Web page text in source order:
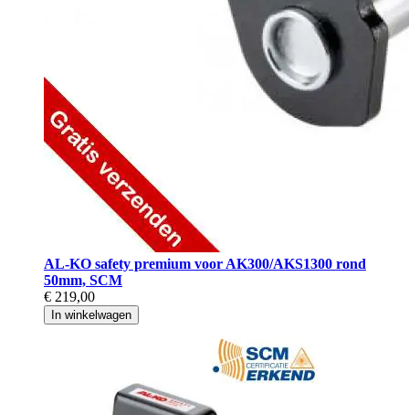
AL-KO safety premium voor AK300/AKS1300 rond
50mm, SCM
€ 219,00
In winkelwagen